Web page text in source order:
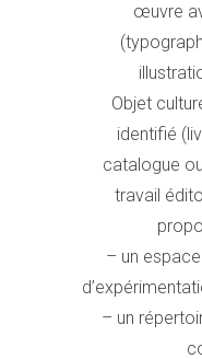
œuvre
Objet
identifié
catalogue
travail
– un
– un